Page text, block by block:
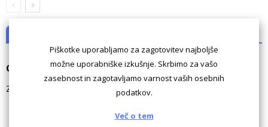
Odgovori
Za komentiranje morate biti prijavljeni
Piškotke uporabljamo za zagotovitev najboljše
možne uporabniške izkušnje. Skrbimo za vašo
zasebnost in zagotavljamo varnost vaših osebnih
podatkov.
Več o tem